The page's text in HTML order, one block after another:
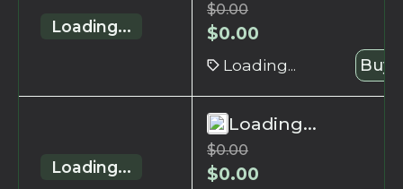
Loading...
$0.00
$0.00
Loading... Buy
Loading...
Loading...
$0.00
$0.00